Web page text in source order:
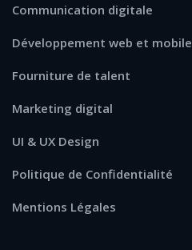
Communication digitale
Développement web et mobile
Fourniture de talent
Marketing digital
UI & UX Design
Politique de Confidentialité
Mentions Légales